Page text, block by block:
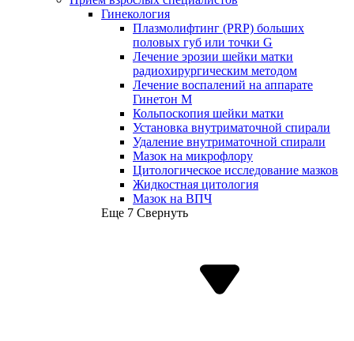
Гинекология
Плазмолифтинг (PRP) больших
половых губ или точки G
Лечение эрозии шейки матки
радиохирургическим методом
Лечение воспалений на аппарате
Гинетон М
Кольпоскопия шейки матки
Установка внутриматочной спирали
Удаление внутриматочной спирали
Мазок на микрофлору
Цитологическое исследование мазков
Жидкостная цитология
Мазок на ВПЧ
Еще 7 Свернуть